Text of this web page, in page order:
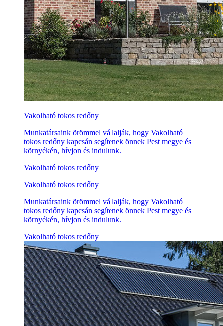
Vakolható tokos redőny
Munkatársaink örömmel vállalják, hogy Vakolható
tokos redőny kapcsán segítenek önnek Pest megye és
környékén, hívjon és indulunk.
Vakolható tokos redőny
Vakolható tokos redőny
Munkatársaink örömmel vállalják, hogy Vakolható
tokos redőny kapcsán segítenek önnek Pest megye és
környékén, hívjon és indulunk.
Vakolható tokos redőny